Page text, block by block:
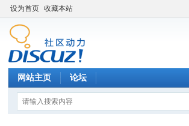
设为首页 收藏本站
网站主页 论坛